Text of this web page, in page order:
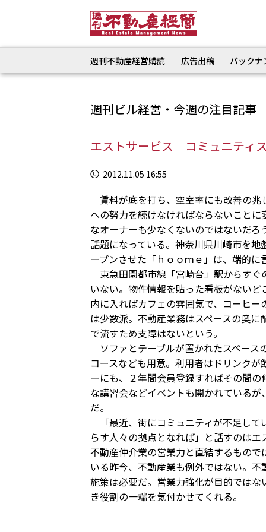
週刊不動産経営購読 広告出稿 バック
週刊ビル経営・今週の注目記事
エストサービス コミュニティ
2012.11.05 16:55
賃料が底を打ち、空室率にも改善の兆
への努力を続けなければならないこと
なオーナーも少なくないのではないだ
話題になっている。神奈川県川崎市を
ープンさせた「ｈｏｏｍｅ」は、端的
東急田園都市線「宮崎台」駅からすぐ
いない。物件情報を貼った看板がない
内に入ればカフェの雰囲気で、コーヒ
は少数派。不動産業務はスペースの奥
で流すため支障はないという。
ソファとテーブルが置かれたスペース
コースなども用意。利用者はドリンク
ーにも、２年間会員登録すればその間
な講習会などイベントも開かれている
だ。
「最近、街にコミュニティが不足して
らす人々の拠点となれば」と話すのは
不動産仲介業の営業力と直結するもの
いる昨今、不動産業も例外ではない。
施策は必要だ。営業力強化が目的では
き役割の一端を気付かせてくれる。